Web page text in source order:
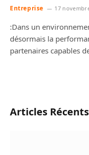
Entreprise 17
:Dans un
désormais la
partenaires capables
Articles Récents